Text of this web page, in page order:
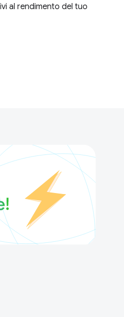
al rendimento del tuo